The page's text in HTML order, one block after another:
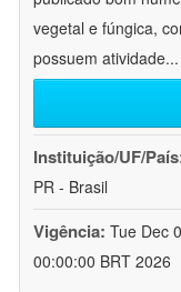
vegetal e fúngica,
possuem atividade...
Instituição/UF/
PR - Brasil
Vigência: Tue Dec
00:00:00 BRT 2026